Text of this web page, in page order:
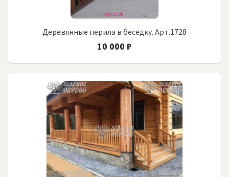
Деревянные перила в беседку. Арт.1728
10 000 ₽